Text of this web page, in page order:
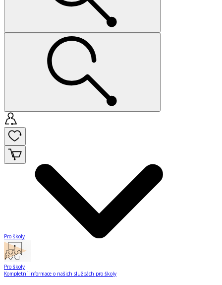
Pro školy
Pro školy
Kompletní informace o našich službách pro školy